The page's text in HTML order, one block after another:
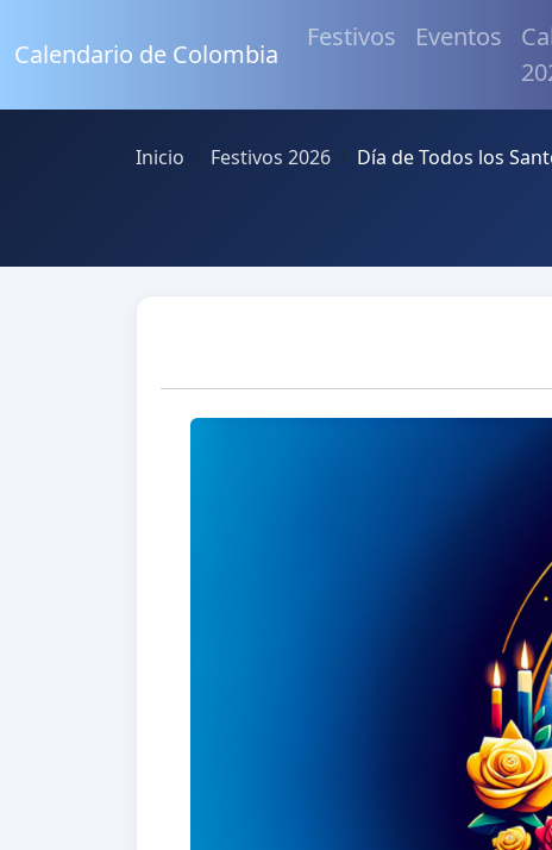
Calendario de Colombia
Festivos Eventos
Inicio Festivos 2026 Día de Todos los